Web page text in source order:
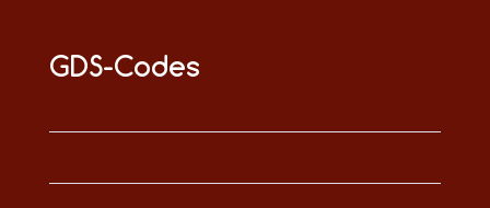
GDS-Codes